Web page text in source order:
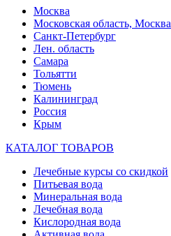
Москва
Московская область,
Санкт-Петербург
Лен. область
Самара
Тольятти
Тюмень
Калининград
Россия
Крым
КАТАЛОГ ТОВАРОВ
Лечебные курсы со скидкой
Питьевая вода
Минеральная вода
Лечебная вода
Кислородная вода